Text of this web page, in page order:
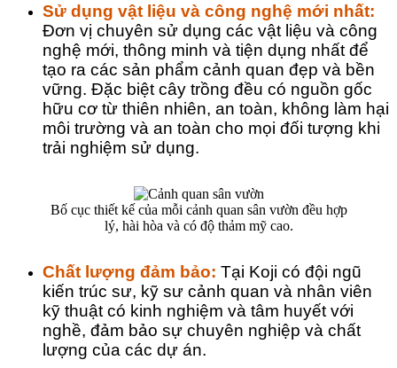
Sử dụng vật liệu và công nghệ mới nhất:
Đơn vị chuyên sử dụng các vật liệu và công
nghệ mới, thông minh và tiện dụng nhất để
tạo ra các sản phẩm cảnh quan đẹp và bền
vững. Đặc biệt cây trồng đều có nguồn gốc
hữu cơ từ thiên nhiên, an toàn, không làm hại
môi trường và an toàn cho mọi đối tượng khi
trải nghiệm sử dụng.
Bố cục thiết kế của mỗi cảnh quan sân vườn đều hợp
lý, hài hòa và có độ thảm mỹ cao.
Chất lượng đảm bảo: Tại Koji có đội ngũ
kiến trúc sư, kỹ sư cảnh quan và nhân viên
kỹ thuật có kinh nghiệm và tâm huyết với
nghề, đảm bảo sự chuyên nghiệp và chất
lượng của các dự án.